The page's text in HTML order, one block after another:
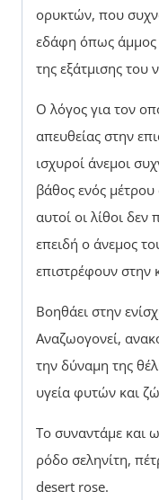
ορυκτών, που
εδάφη όπως άμμος
της εξάτμισης του
Ο λόγος για τον
απευθείας στην
ισχυροί άνεμοι
βάθος ενός
αυτοί οι λίθοι
επειδή ο άνεμος
επιστρέφουν στην
Βοηθάει στην
Αναζωογονεί,
την δύναμη της
υγεία φυτών και
Το συναντάμε και
ρόδο σεληνίτη,
desert rose.